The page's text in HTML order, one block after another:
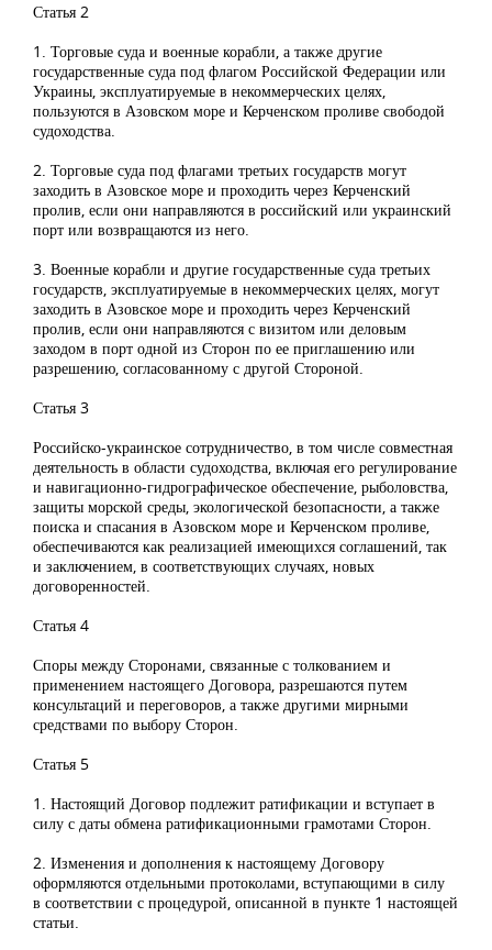
Статья 2
1. Торговые суда и военные корабли, а также другие
государственные суда под флагом Российской Федерации или
Украины, эксплуатируемые в некоммерческих целях,
пользуются в Азовском море и Керченском проливе свободой
судоходства.
2. Торговые суда под флагами третьих государств могут
заходить в Азовское море и проходить через Керченский
пролив, если они направляются в российский или украинский
порт или возвращаются из него.
3. Военные корабли и другие государственные суда третьих
государств, эксплуатируемые в некоммерческих целях, могут
заходить в Азовское море и проходить через Керченский
пролив, если они направляются с визитом или деловым
заходом в порт одной из Сторон по ее приглашению или
разрешению, согласованному с другой Стороной.
Статья 3
Российско-украинское сотрудничество, в том числе совместная
деятельность в области судоходства, включая его регулирование
и навигационно-гидрографическое обеспечение, рыболовства,
защиты морской среды, экологической безопасности, а также
поиска и спасания в Азовском море и Керченском проливе,
обеспечиваются как реализацией имеющихся соглашений, так
и заключением, в соответствующих случаях, новых
договоренностей.
Статья 4
Споры между Сторонами, связанные с толкованием и
применением настоящего Договора, разрешаются путем
консультаций и переговоров, а также другими мирными
средствами по выбору Сторон.
Статья 5
1. Настоящий Договор подлежит ратификации и вступает в
силу с даты обмена ратификационными грамотами Сторон.
2. Изменения и дополнения к настоящему Договору
оформляются отдельными протоколами, вступающими в силу
в соответствии с процедурой, описанной в пункте 1 настоящей
статьи.